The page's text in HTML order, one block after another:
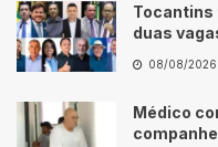
Tocantins
duas
08/08/2026
Médico